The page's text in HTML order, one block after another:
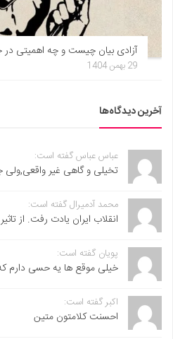
آزادی بیان چیست و چه اهمیتی در
29 بهمن 1404
آخرین دیدگاه‌ها
عباس عباس گفته است:
تخیلی و گاهی غیر واقعی,ولی
محمد آدمیرال گفته است:
انقلاب ایران یادت رفت. از
پویان گفته است:
خیلی موقع ها یه حسی دارم
اکبر گفته است:
احسنت ‌کلامتون متین